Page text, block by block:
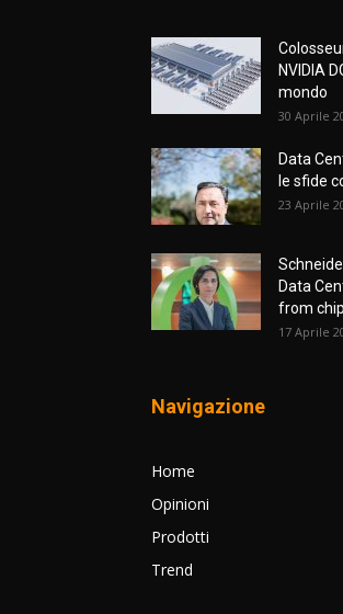
NVIDIA
mondo
30 Aprile
Data
le sfide
23 Aprile
Data
from
17 Aprile
Navigazione
Home
Opinioni
Prodotti
Trend